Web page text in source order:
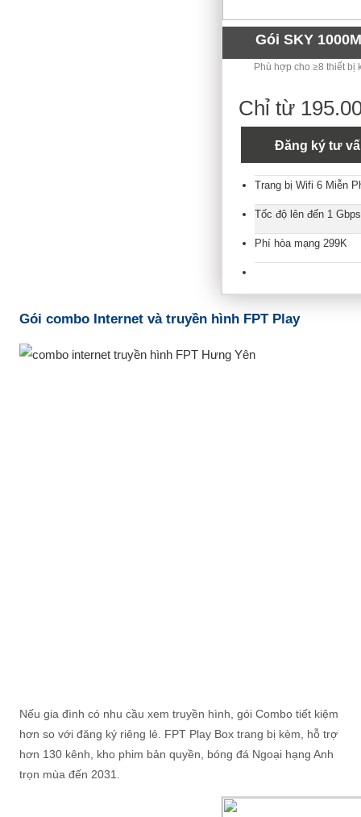
Gói SKY
Phù hợp cho ≥8 thiết bị
Chỉ từ
Đăng ký tư
Trang bị Wifi 6 Miễn
Tốc độ lên đến 1 Gbps
Phí hòa mạng 299K
Gói combo Internet và truyền hình FPT Play
Nếu gia đình có nhu cầu xem truyền hình, gói Combo tiết kiệm
hơn so với đăng ký riêng lẻ. FPT Play Box trang bị kèm, hỗ trợ
hơn 130 kênh, kho phim bản quyền, bóng đá Ngoại hạng Anh
trọn mùa đến 2031.